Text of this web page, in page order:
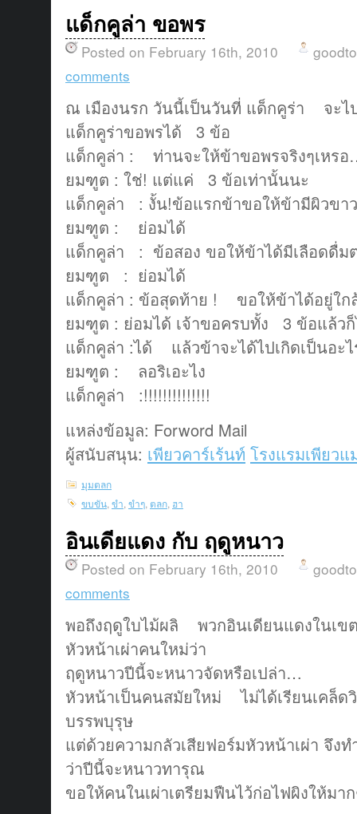
แด็กคูล่า ขอพร
Posted on February 16th, 2010
comments
ณ เมืองนรก วันนี้เป็นวันที่ แด็กคูร่า จะไ
แด็กคูร่าขอพรได้ 3 ข้อ
แด็กคูล่า : ท่านจะให้ข้าขอพรจริงๆเหร
ยมฑูต : ใช่! แต่แค่ 3 ข้อเท่านั้นนะ
แด็กคูล่า : งั้น!ข้อแรกข้าขอให้ข้ามีผิวขา
ยมฑูต : ย่อมได้
แด็กคูล่า : ข้อสอง ขอให้ข้าได้มีเลือดดื่ม
ยมฑูต : ย่อมได้
แด็กคูล่า : ข้อสุดท้าย ! ขอให้ข้าได้อยู่ใก
ยมฑูต : ย่อมได้ เจ้าขอครบทั้ง 3 ข้อแล้วก็
แด็กคูล่า :ได้ แล้วข้าจะได้ไปเกิดเป็นอะ
ยมฑูต : ลอริเอะไง
แด็กคูล่า :!!!!!!!!!!!!!!
แหล่งข้อมูล: Forword Mail
ผู้สนับสนุน: เพียวคาร์เร้นท์ โรงแรมเพียว
มุมตลก
ขบขัน ขำ ขำๆ ตลก ฮา
อินเดียแดง กับ ฤดูหนาว
Posted on February 16th, 2010
comments
พอถึงฤดูใบไม้ผลิ พวกอินเดียนแดงในเข
หัวหน้าเผ่าคนใหม่ว่า
ฤดูหนาวปีนี้จะหนาวจัดหรือเปล่า…
หัวหน้าเป็นคนสมัยใหม่ ไม่ได้เรียนเคล็ด
บรรพบุรุษ
แต่ด้วยความกลัวเสียฟอร์มหัวหน้าเผ่า จึง
ว่าปีนี้จะหนาวทารุณ
ขอให้คนในเผ่าเตรียมฟืนไว้ก่อไฟผิงให้มา